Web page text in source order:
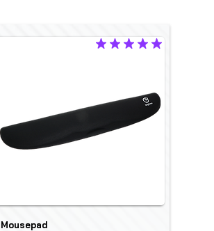
la calificación promedio es 5 de 5
Mousepad